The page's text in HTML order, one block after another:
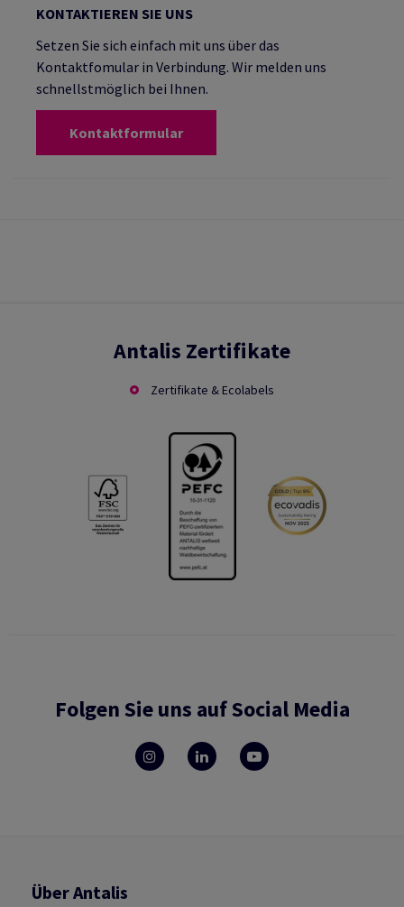
KONTAKTIEREN SIE UNS
Setzen Sie sich einfach mit uns über das
Kontaktfomular in Verbindung. Wir melden uns
schnellstmöglich bei Ihnen.
Kontaktformular
Antalis Zertifikate
Zertifikate & Ecolabels
Folgen Sie uns auf Social Media
Über Antalis